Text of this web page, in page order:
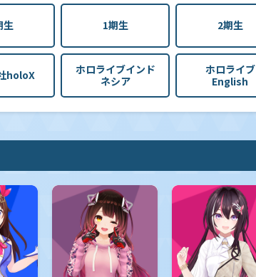
生 1期生 2期生
holoX
ホロライブインド
ネシア
ホロライブ
English